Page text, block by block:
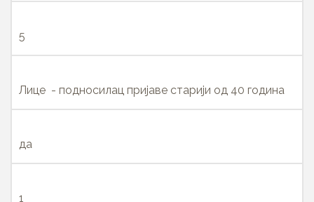
5
Лице - подносилац пријаве старији од 40 година
да
1